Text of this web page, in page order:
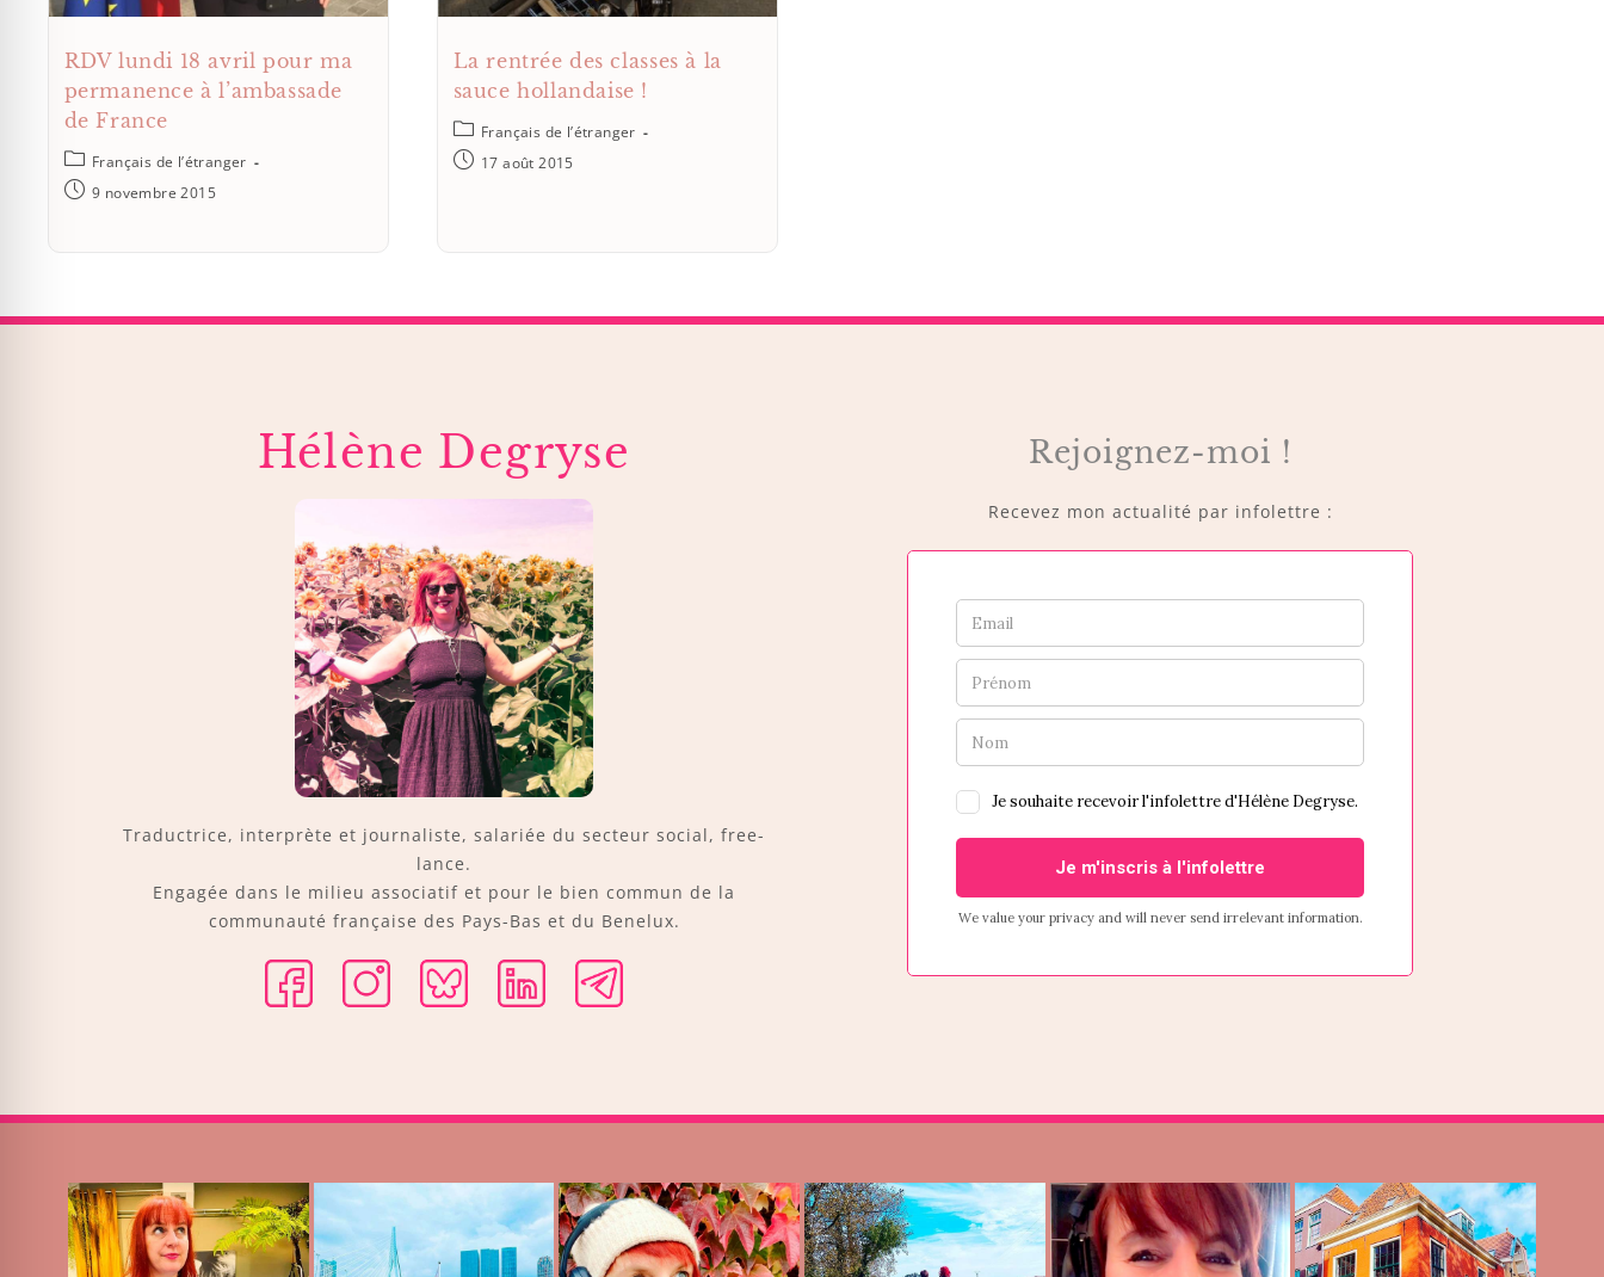
RDV lundi 18 avril pour ma
permanence à l’ambassade
de France
Français de l’étranger
9 novembre 2015
La rentrée des classes à la
sauce hollandaise !
Français de l’étranger
17 août 2015
Hélène Degryse
Traductrice, interprète et journaliste, salariée du secteur social, free-
lance.
Engagée dans le milieu associatif et pour le bien commun de la
communauté française des Pays-Bas et du Benelux.
Rejoignez-moi !
Recevez mon actualité par infolettre :